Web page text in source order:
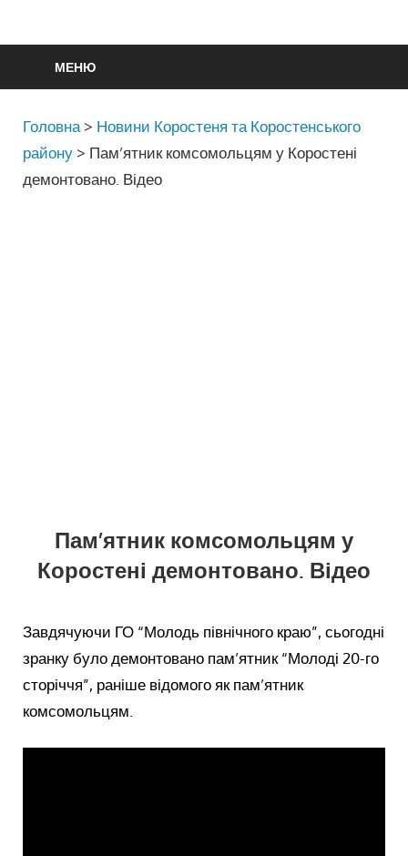
МЕНЮ
Головна > Новини Коростеня та Коростенського
району > Пам’ятник комсомольцям у Коростені
демонтовано. Відео
Пам’ятник комсомольцям у
Коростені демонтовано. Відео
Завдячуючи ГО “Молодь північного краю”, сьогодні
зранку було демонтовано пам’ятник “Молоді 20-го
сторіччя”, раніше відомого як пам’ятник
комсомольцям.